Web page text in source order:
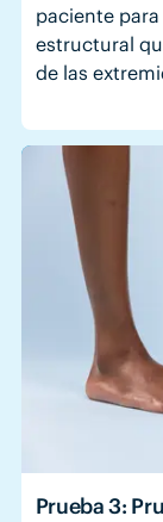
paciente
estructural
de las
Prueba 3: